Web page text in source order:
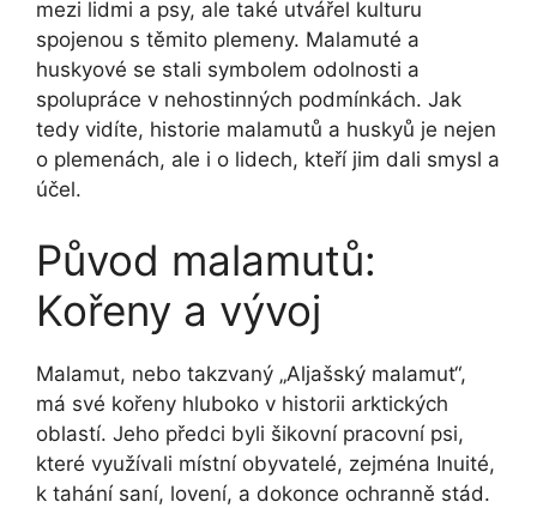
mezi lidmi a psy, ale také utvářel kulturu
spojenou s těmito plemeny. Malamuté a
huskyové se stali symbolem odolnosti a
spolupráce v nehostinných podmínkách. Jak
tedy vidíte, historie malamutů a huskyů je nejen
o plemenách, ale i o lidech, kteří jim dali smysl a
účel.
Původ malamutů:
Kořeny a vývoj
Malamut, nebo takzvaný „Aljašský malamut“,
má své kořeny hluboko v historii arktických
oblastí. Jeho předci byli šikovní pracovní psi,
které využívali místní obyvatelé, zejména Inuité,
k tahání saní, lovení, a dokonce ochranně stád.